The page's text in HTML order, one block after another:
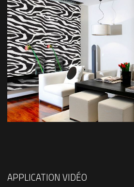
APPLICATION VIDÉO